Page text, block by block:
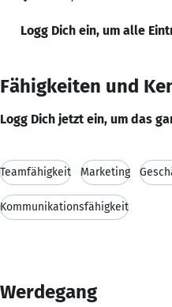
Logg Dich ein, um alle
Fähigkeiten und
Logg Dich jetzt ein, um das
Teamfähigkeit Marketing
Kommunikationsfähigkeit
Werdegang